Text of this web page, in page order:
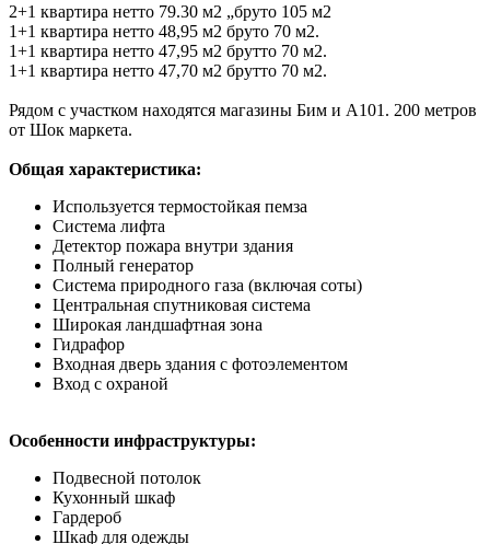
2+1 квартира нетто 79.30 м2 „бруто 105 м2
1+1 квартира нетто 48,95 м2 бруто 70 м2.
1+1 квартира нетто 47,95 м2 брутто 70 м2.
1+1 квартира нетто 47,70 м2 брутто 70 м2.
Рядом с участком находятся магазины Бим и А101. 200 метров
от Шок маркета.
Общая характеристика:
Используется термостойкая пемза
Система лифта
Детектор пожара внутри здания
Полный генератор
Система природного газа (включая соты)
Центральная спутниковая система
Широкая ландшафтная зона
Гидрафор
Входная дверь здания с фотоэлементом
Вход с охраной
Особенности инфраструктуры:
Подвесной потолок
Кухонный шкаф
Гардероб
Шкаф для одежды